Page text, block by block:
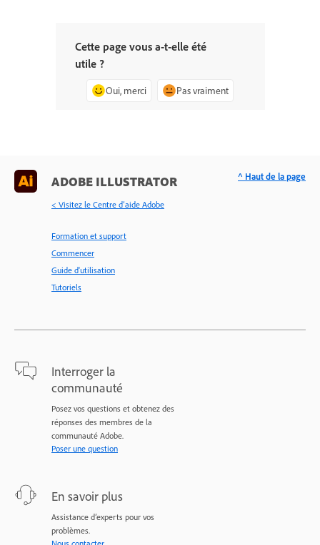
Cette page vous a-t-elle été
utile ?
Oui, merci Pas vraiment
ADOBE ILLUSTRATOR
< Visitez le Centre d’aide Adobe
Formation et support
Commencer
Guide d'utilisation
Tutoriels
Interroger la
communauté
Posez vos questions et obtenez des
réponses des membres de la
communauté Adobe.
Poser une question
En savoir plus
Assistance d’experts pour vos
problèmes.
^ Haut de la page